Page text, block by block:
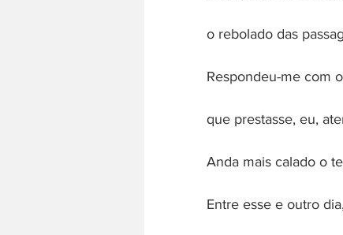
o rebolado das
Respondeu-me com
que prestasse, eu,
Anda mais calado o
Entre esse e outro